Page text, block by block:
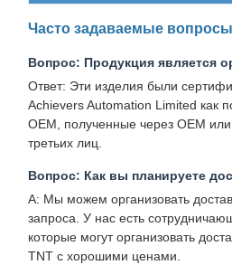
Часто задаваемые вопросы
Вопрос: Продукция является
Ответ: Эти изделия были
Achievers Automation Limited как
OEM, полученные через OEM
третьих лиц.
Вопрос: Как вы планируете
A: Мы можем организовать
запроса. У нас есть
которые могут организовать
TNT с хорошими ценами.